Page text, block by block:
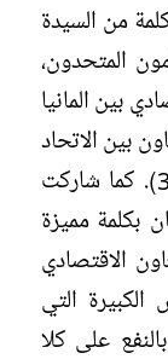
من السيدة
المتحدون،
بين المانيا
بين الاتحاد
الاوروبي والعراق بتاريخ (31/07/2024). كما شاركت
بكلمة مميزة
الاقتصادي
التي
على كلا